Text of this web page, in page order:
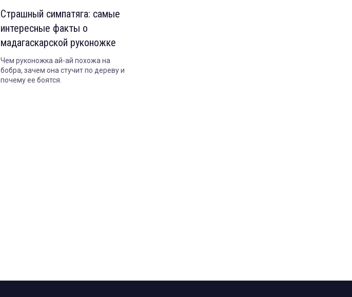
Страшный симпатяга: самые
интересные факты о
мадагаскарской руконожке
Чем руконожка ай-ай похожа на
бобра, зачем она стучит по дереву и
почему ее боятся.